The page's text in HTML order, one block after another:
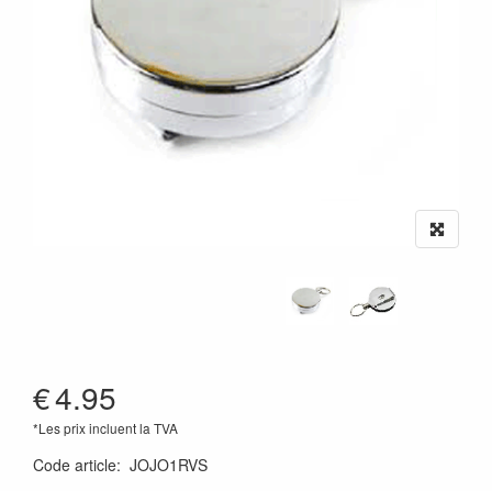
€4.95
*Les prix incluent la TVA
Code article: JOJO1RVS